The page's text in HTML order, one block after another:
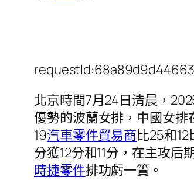
北京時間7月24日清晨，
優勢的波蘭女排，中國女排
19汽車零件貿易商比25和
分獲12分和11分，在主攻
時捷零件排功虧一簣。